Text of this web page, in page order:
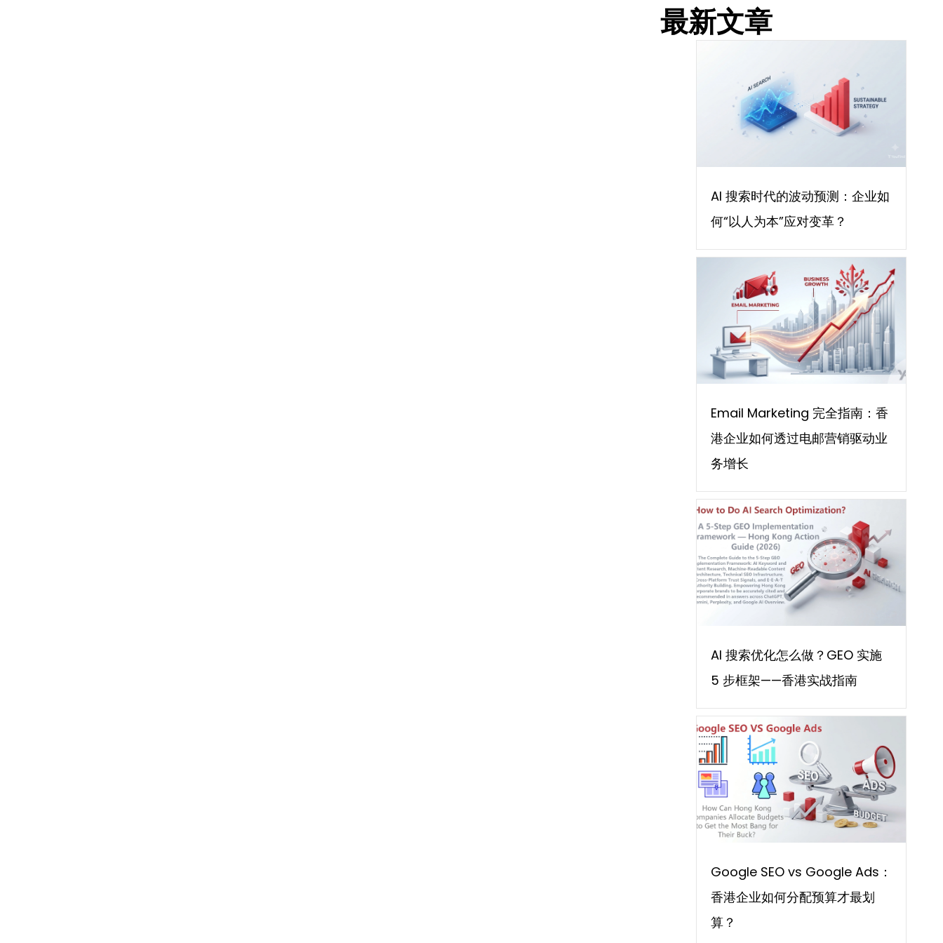
最新文章
AI 搜索时代的波动预测：企业如
何“以人为本”应对变革？
Email Marketing 完全指南：香
港企业如何透过电邮营销驱动业
务增长
AI 搜索优化怎么做？GEO 实施
5 步框架——香港实战指南
Google SEO vs Google Ads：
香港企业如何分配预算才最划
算？